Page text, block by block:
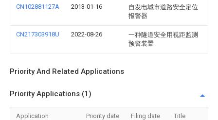
CN102881127A 2013-01-16
自发电城市道路安全定位
报警器
CN217303918U 2022-08-26
一种隧道安全用视距监测
预警装置
Priority And Related Applications
Priority Applications (1)
Application Priority date Filing date Title